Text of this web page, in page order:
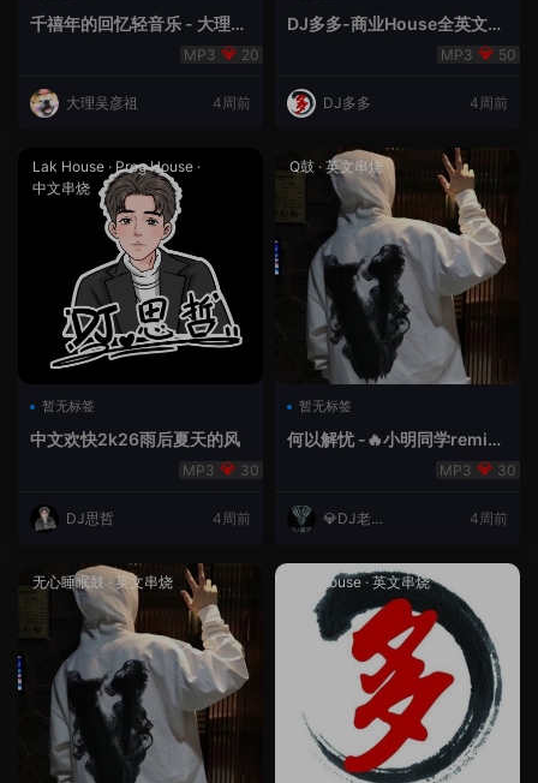
千禧年的回忆轻音乐 - 大理吴
20
大理吴彦祖 4周前
DJ多多-商业House全英文经
50
DJ多多 4周前
Lak House · Prog House ·
中文串烧
暂无标签
中文欢快2k26雨后夏天的风
30
DJ思哲 4周前
Q鼓 · 英文串烧
暂无标签
何以解忧 -🔥小明同学remix
30
💎DJ老王
4周前
无心睡眠鼓 ·英文串烧 Lak House· 英文串烧